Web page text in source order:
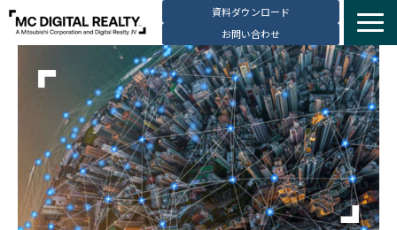
資料ダウンロード
お問い合わせ
サービス紹介
選ばれる理由
データセンター拠点
導入事例
ブログ
動画コンテンツ